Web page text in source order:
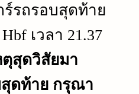
รถรอบสุดท้าย
เวลา 21.37
สุดวิสัยมา
ดท้าย กรุณา